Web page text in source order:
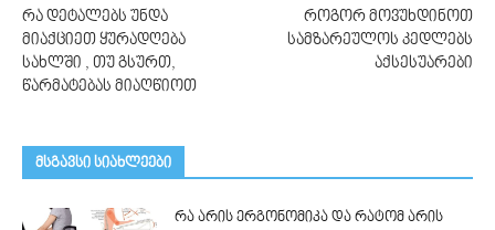
რა დეტალებს უნდა
მიაქციეთ ყურადღება
სახლში , თუ გსურთ,
წარმატებას მიაღწიოთ
როგორ მოვუხდინოთ
სამზარეულოს კედლებს
აქსესუარები
მსგავსი სიახლეები
რა არის ერგონომიკა და რატომ არის